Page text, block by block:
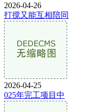
2026-04-26
打搅又能互相陪同
2026-04-25
025年完工项目中